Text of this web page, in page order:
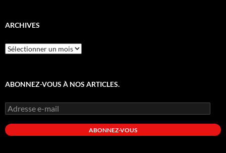
ARCHIVES
Archives
ABONNEZ-VOUS À NOS ARTICLES.
Adresse
e-
mail
ABONNEZ-VOUS